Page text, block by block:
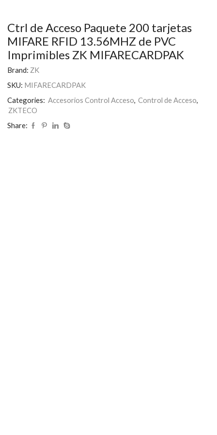
Ctrl de Acceso Paquete 200 tarjetas
MIFARE RFID 13.56MHZ de PVC
Imprimibles ZK MIFARECARDPAK
Brand: ZK
SKU: MIFARECARDPAK
Categories: Accesorios Control Acceso, Control de Acceso,
ZKTECO
Share: